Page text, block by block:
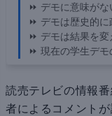
⏩ デモに意味が
⏩ デモは歴史的
⏩ デモは結果を
⏩ 現在の学生デ
読売テレビの情報
者によるコメント